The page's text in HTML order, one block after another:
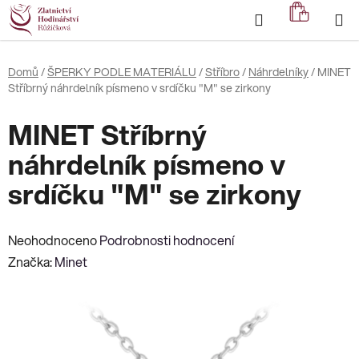
Přejít
na
obsah
Hledat
KOŠÍK
Domů /ŠPERKY PODLE MATERIÁLU /Stříbro/ Náhrdelníky/ MINET
Stříbrný náhrdelník písmeno v srdíčku "M" se zirkony
MINET Stříbrný
náhrdelník písmeno v
srdíčku "M" se zirkony
Průměrné
hodnocení
NeohodnocenoPodrobnosti hodnocení
Značka:Minet